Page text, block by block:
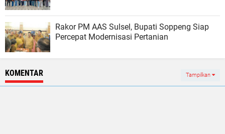
Rakor PM AAS Sulsel, Bupati Soppeng Siap
Percepat Modernisasi Pertanian
KOMENTAR Tampilkan